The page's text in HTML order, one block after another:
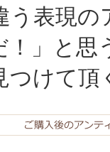
う表現
！」と
つけて頂